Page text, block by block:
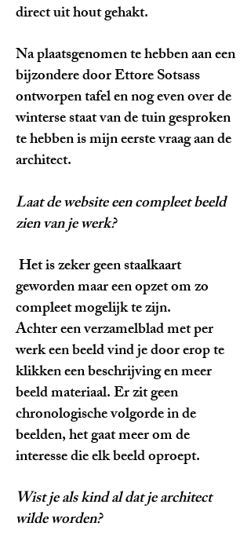
direct uit hout gehakt.
Na plaatsgenomen te hebben aan een
bijzondere door Ettore Sotsass
ontworpen tafel en nog even over de
winterse staat van de tuin gesproken
te hebben is mijn eerste vraag aan de
architect.
Laat de website een compleet beeld
zien van je werk?
Het is zeker geen staalkaart
geworden maar een opzet om zo
compleet mogelijk te zijn.
Achter een verzamelblad met per
werk een beeld vind je door erop te
klikken een beschrijving en meer
beeld materiaal. Er zit geen
chronologische volgorde in de
beelden, het gaat meer om de
interesse die elk beeld oproept.
Wist je als kind al dat je architect
wilde worden?